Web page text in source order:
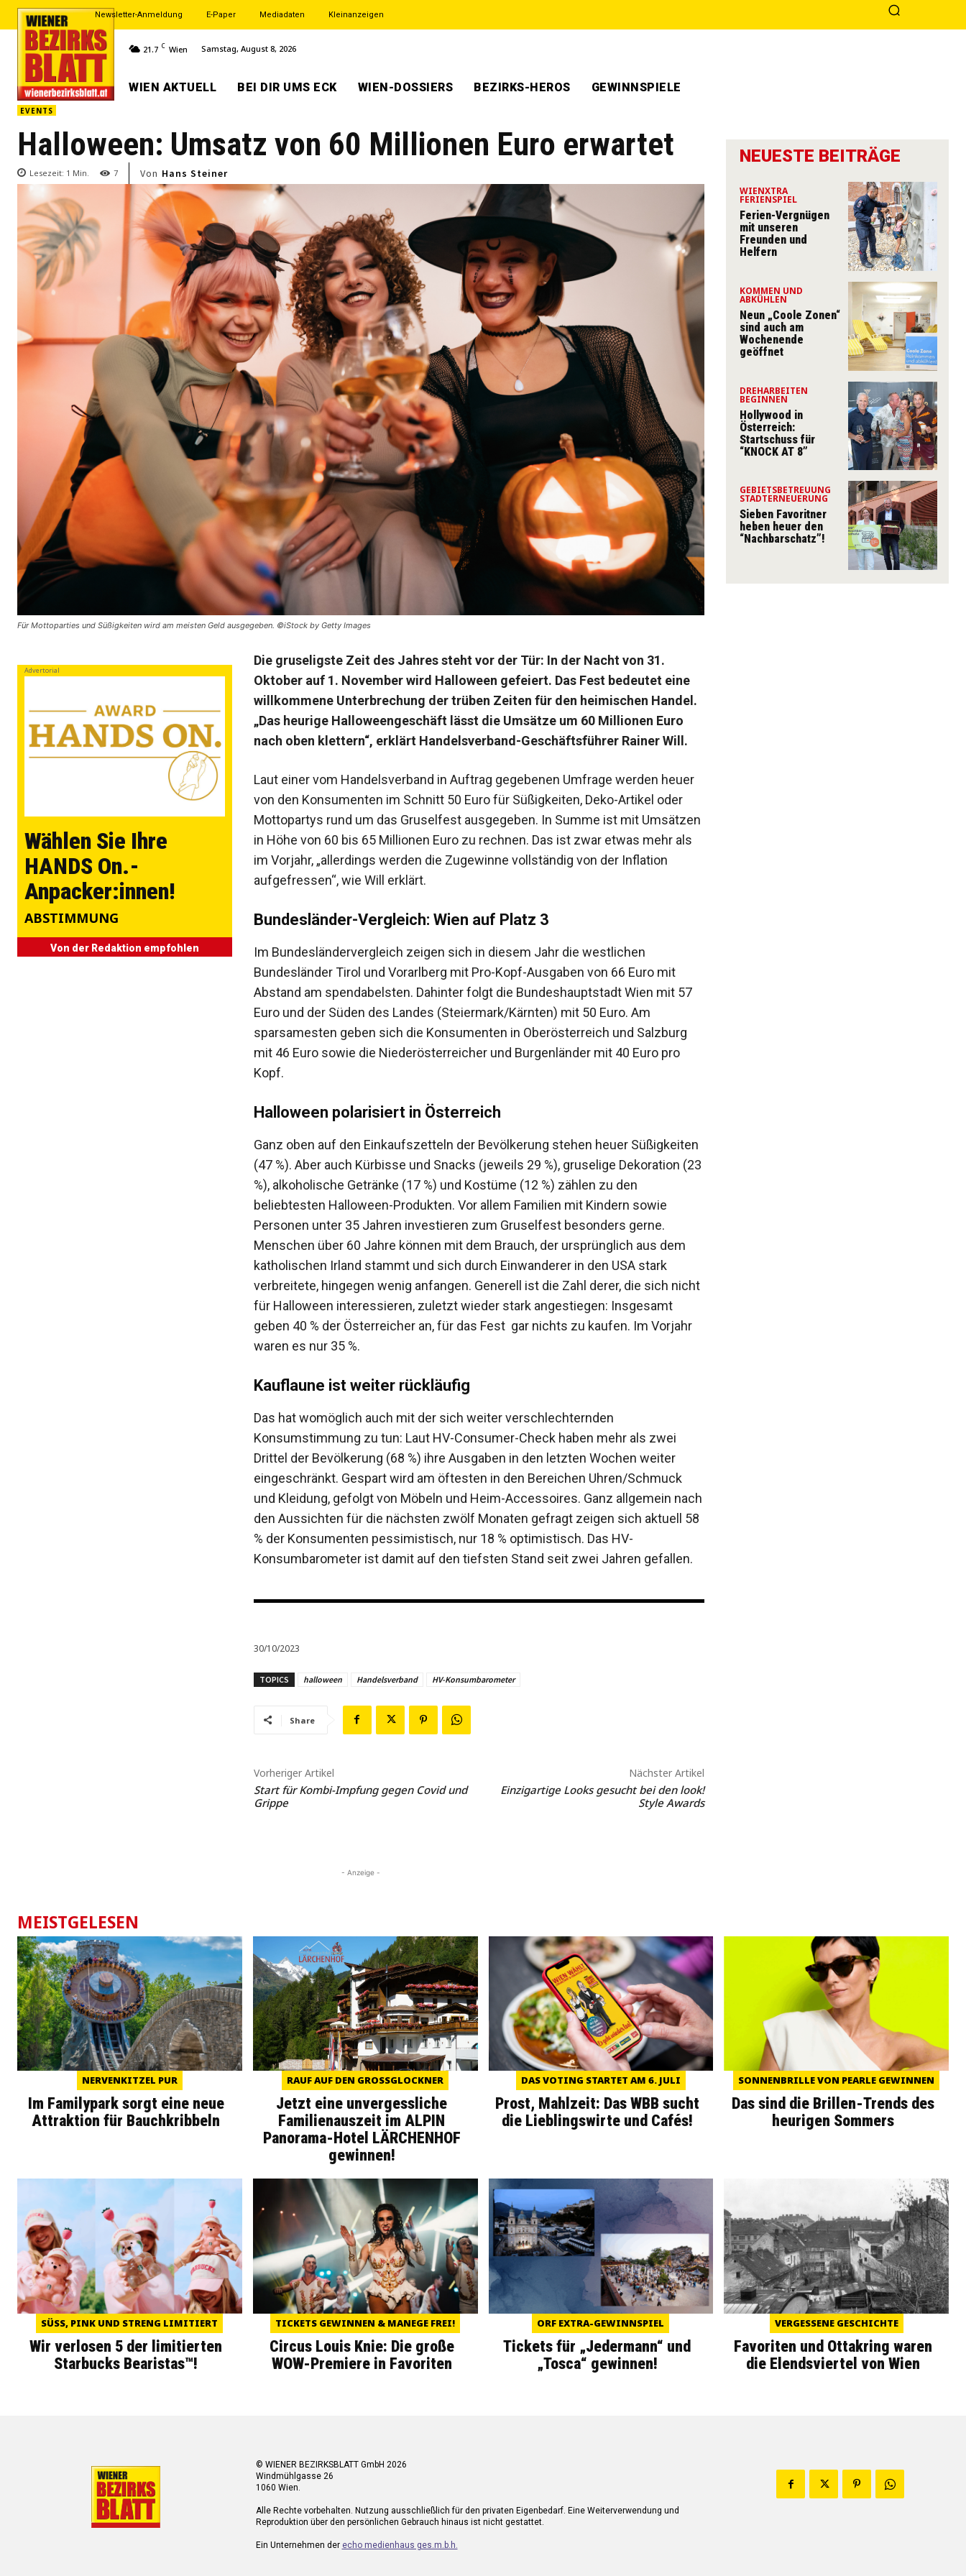
Newsletter-Anmeldung E-Paper Mediadaten Kleinanzeigen
21.7 C Wien Samstag, August 8, 2026
WIEN AKTUELL BEI DIR UMS ECK WIEN-DOSSIERS BEZIRKS-HEROS GEWINNSPIELE
EVENTS
Halloween: Umsatz von 60 Millionen Euro erwartet
Lesezeit: 1 Min. 7 Von Hans Steiner
Für Mottoparties und Süßigkeiten wird am meisten Geld ausgegeben. ©iStock by Getty Images
Advertorial
Wählen Sie Ihre
HANDS On.-
Anpacker:innen!
ABSTIMMUNG
Von der Redaktion empfohlen
Die gruseligste Zeit des Jahres steht vor der Tür: In der Nacht von 31.
Oktober auf 1. November wird Halloween gefeiert. Das Fest bedeutet eine
willkommene Unterbrechung der trüben Zeiten für den heimischen Handel.
„Das heurige Halloweengeschäft lässt die Umsätze um 60 Millionen Euro
nach oben klettern“, erklärt Handelsverband-Geschäftsführer Rainer Will.
Laut einer vom Handelsverband in Auftrag gegebenen Umfrage werden heuer
von den Konsumenten im Schnitt 50 Euro für Süßigkeiten, Deko-Artikel oder
Mottopartys rund um das Gruselfest ausgegeben. In Summe ist mit Umsätzen
in Höhe von 60 bis 65 Millionen Euro zu rechnen. Das ist zwar etwas mehr als
im Vorjahr, „allerdings werden die Zugewinne vollständig von der Inflation
aufgefressen“, wie Will erklärt.
Bundesländer-Vergleich: Wien auf Platz 3
Im Bundesländervergleich zeigen sich in diesem Jahr die westlichen
Bundesländer Tirol und Vorarlberg mit Pro-Kopf-Ausgaben von 66 Euro mit
Abstand am spendabelsten. Dahinter folgt die Bundeshauptstadt Wien mit 57
Euro und der Süden des Landes (Steiermark/Kärnten) mit 50 Euro. Am
sparsamesten geben sich die Konsumenten in Oberösterreich und Salzburg
mit 46 Euro sowie die Niederösterreicher und Burgenländer mit 40 Euro pro
Kopf.
Halloween polarisiert in Österreich
Ganz oben auf den Einkaufszetteln der Bevölkerung stehen heuer Süßigkeiten
(47 %). Aber auch Kürbisse und Snacks (jeweils 29 %), gruselige Dekoration (23
%), alkoholische Getränke (17 %) und Kostüme (12 %) zählen zu den
beliebtesten Halloween-Produkten. Vor allem Familien mit Kindern sowie
Personen unter 35 Jahren investieren zum Gruselfest besonders gerne.
Menschen über 60 Jahre können mit dem Brauch, der ursprünglich aus dem
katholischen Irland stammt und sich durch Einwanderer in den USA stark
verbreitete, hingegen wenig anfangen. Generell ist die Zahl derer, die sich nicht
für Halloween interessieren, zuletzt wieder stark angestiegen: Insgesamt
geben 40 % der Österreicher an, für das Fest gar nichts zu kaufen. Im Vorjahr
waren es nur 35 %.
Kauflaune ist weiter rückläufig
Das hat womöglich auch mit der sich weiter verschlechternden
Konsumstimmung zu tun: Laut HV-Consumer-Check haben mehr als zwei
Drittel der Bevölkerung (68 %) ihre Ausgaben in den letzten Wochen weiter
eingeschränkt. Gespart wird am öftesten in den Bereichen Uhren/Schmuck
und Kleidung, gefolgt von Möbeln und Heim-Accessoires. Ganz allgemein nach
den Aussichten für die nächsten zwölf Monaten gefragt zeigen sich aktuell 58
% der Konsumenten pessimistisch, nur 18 % optimistisch. Das HV-
Konsumbarometer ist damit auf den tiefsten Stand seit zwei Jahren gefallen.
30/10/2023
TOPICS halloween Handelsverband HV-Konsumbarometer
Share
Vorheriger Artikel
Start für Kombi-Impfung gegen Covid und
Grippe
Nächster Artikel
Einzigartige Looks gesucht bei den look!
Style Awards
- Anzeige -
NEUESTE BEITRÄGE
WIENXTRA
FERIENSPIEL
Ferien-Vergnügen
mit unseren
Freunden und
Helfern
KOMMEN UND
ABKÜHLEN
Neun „Coole Zonen“
sind auch am
Wochenende
geöffnet
DREHARBEITEN
BEGINNEN
Hollywood in
Österreich:
Startschuss für
“KNOCK AT 8”
GEBIETSBETREUUNG
STADTERNEUERUNG
Sieben Favoritner
heben heuer den
“Nachbarschatz”!
MEISTGELESEN
NERVENKITZEL PUR
Im Familypark sorgt eine neue
Attraktion für Bauchkribbeln
RAUF AUF DEN GROSSGLOCKNER
Jetzt eine unvergessliche
Familienauszeit im ALPIN
Panorama-Hotel LÄRCHENHOF
gewinnen!
DAS VOTING STARTET AM 6. JULI
Prost, Mahlzeit: Das WBB sucht
die Lieblingswirte und Cafés!
SONNENBRILLE VON PEARLE GEWINNEN
Das sind die Brillen-Trends des
heurigen Sommers
SÜSS, PINK UND STRENG LIMITIERT
Wir verlosen 5 der limitierten
Starbucks Bearistas™!
TICKETS GEWINNEN & MANEGE FREI!
Circus Louis Knie: Die große
WOW-Premiere in Favoriten
ORF EXTRA-GEWINNSPIEL
Tickets für „Jedermann“ und
„Tosca“ gewinnen!
VERGESSENE GESCHICHTE
Favoriten und Ottakring waren
die Elendsviertel von Wien
© WIENER BEZIRKSBLATT GmbH 2026
Windmühlgasse 26
1060 Wien.
Alle Rechte vorbehalten. Nutzung ausschließlich für den privaten Eigenbedarf. Eine Weiterverwendung und
Reproduktion über den persönlichen Gebrauch hinaus ist nicht gestattet.
Ein Unternehmen der echo medienhaus ges.m.b.h.